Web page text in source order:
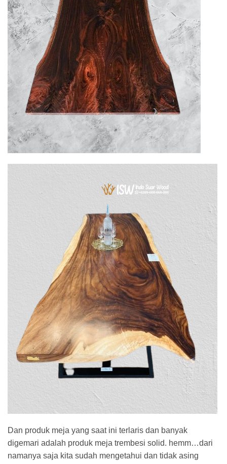
Dan produk meja yang saat ini terlaris dan banyak
digemari adalah produk meja trembesi solid. hemm…dari
namanya saja kita sudah mengetahui dan tidak asing